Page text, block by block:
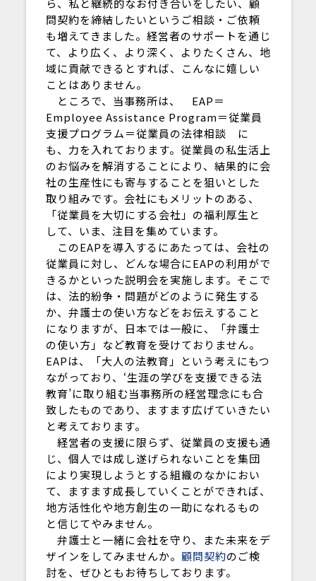
ら、私と継続的なお付き合いをしたい、顧
問契約を締結したいというご相談・ご依頼
も増えてきました。経営者のサポートを通じ
て、より広く、より深く、よりたくさん、地
域に貢献できるとすれば、こんなに嬉しい
ことはありません。
ところで、当事務所は、 EAP＝
Employee Assistance Program＝従業員
支援プログラム＝従業員の法律相談 に
も、力を入れております。従業員の私生活上
のお悩みを解消することにより、結果的に会
社の生産性にも寄与することを狙いとした
取り組みです。会社にもメリットのある、
「従業員を大切にする会社」の福利厚生と
して、いま、注目を集めています。
このEAPを導入するにあたっては、会社の
従業員に対し、どんな場合にEAPの利用がで
きるかといった説明会を実施します。そこで
は、法的紛争・問題がどのように発生する
か、弁護士の使い方などをお伝えすること
になりますが、日本では一般に、「弁護士
の使い方」など教育を受けておりません。
EAPは、「大人の法教育」という考えにもつ
ながっており、‘生涯の学びを支援できる法
教育’に取り組む当事務所の経営理念にも合
致したものであり、ますます広げていきたい
と考えております。
経営者の支援に限らず、従業員の支援も通
じ、個人では成し遂げられないことを集団
により実現しようとする組織のなかにおい
て、ますます成長していくことができれば、
地方活性化や地方創生の一助になれるもの
と信じてやみません。
弁護士と一緒に会社を守り、また未来をデ
ザインをしてみませんか。 顧問契約のご検
討を、ぜひともお待ちしております。